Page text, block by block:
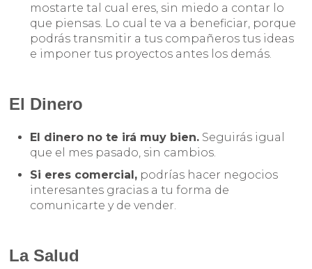
mostarte tal cual eres, sin miedo a contar lo
que piensas. Lo cual te va a beneficiar, porque
podrás transmitir a tus compañeros tus ideas
e imponer tus proyectos antes los demás.
El Dinero
El dinero no te irá muy bien. Seguirás igual
que el mes pasado, sin cambios.
Si eres comercial, podrías hacer negocios
interesantes gracias a tu forma de
comunicarte y de vender.
La Salud